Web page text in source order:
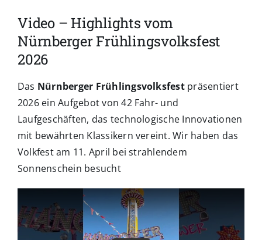
Video – Highlights vom
Nürnberger Frühlingsvolksfest
2026
Das Nürnberger Frühlingsvolksfestpräsentiert
2026 ein Aufgebot von 42 Fahr- und
Laufgeschäften, das technologische Innovationen
mit bewährten Klassikern vereint. Wir haben das
Volkfest am 11. April bei strahlendem
Sonnenschein besucht